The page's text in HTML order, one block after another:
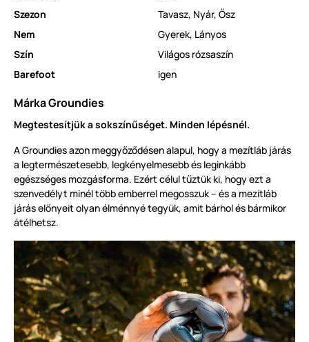
Szezon
Tavasz, Nyár, Ősz
Nem
Gyerek, Lányos
Szín
Világos rózsaszín
Barefoot
igen
Márka Groundies
Megtestesítjük a sokszínűséget. Minden lépésnél.
A Groundies azon meggyőződésen alapul, hogy a mezítláb járás
a legtermészetesebb, legkényelmesebb és leginkább
egészséges mozgásforma. Ezért célul tűztük ki, hogy ezt a
szenvedélyt minél több emberrel megosszuk – és a mezítláb
járás előnyeit olyan élménnyé tegyük, amit bárhol és bármikor
átélhetsz.